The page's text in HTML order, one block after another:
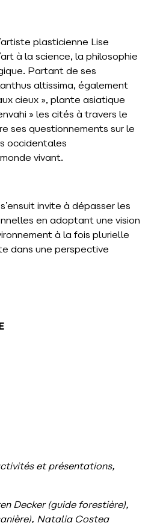
plasticienne Lise
à la science, la philosophie
Partant de ses
altissima, également
cieux », plante asiatique
» les cités à travers le
ses questionnements sur le
occidentales
vivant.
invite à dépasser les
en adoptant une vision
à la fois plurielle
dans une perspective
et présentations,
Decker (guide forestière),
, Natalia Costea